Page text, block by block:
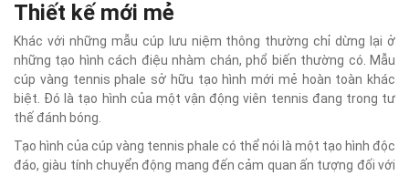
Thiết kế mới mẻ
Khác với những mẫu cúp lưu niệm thông thường chỉ dừng lại ở
những tạo hình cách điệu nhàm chán, phổ biến thường có. Mẫu
cúp vàng tennis phale sở hữu tạo hình mới mẻ hoàn toàn khác
biệt. Đó là tạo hình của một vận động viên tennis đang trong tư
thế đánh bóng.
Tạo hình của cúp vàng tennis phale có thể nói là một tạo hình độc
đáo, giàu tính chuyển động mang đến cảm quan ấn tượng đối với